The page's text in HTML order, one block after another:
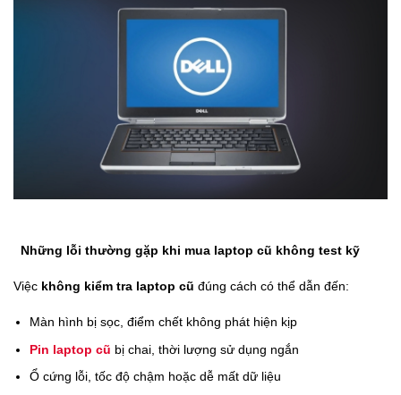
Những lỗi thường gặp khi mua laptop cũ không test kỹ
Việc không kiểm tra laptop cũ đúng cách có thể dẫn đến:
Màn hình bị sọc, điểm chết không phát hiện kịp
Pin laptop cũ bị chai, thời lượng sử dụng ngắn
Ổ cứng lỗi, tốc độ chậm hoặc dễ mất dữ liệu